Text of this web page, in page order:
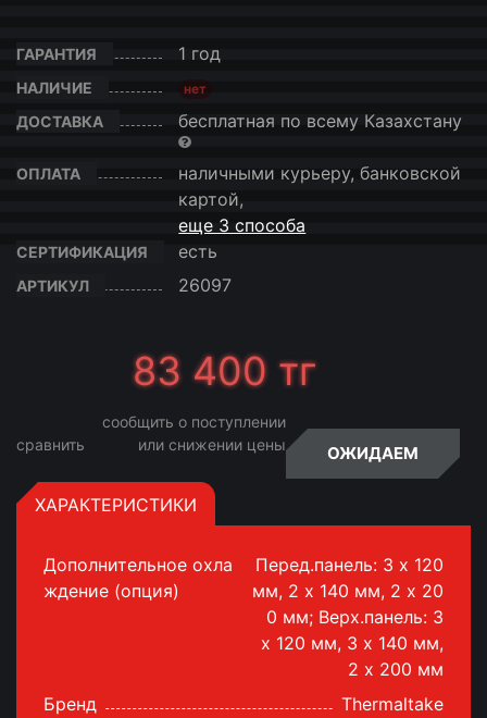
ГАРАНТИЯ 1 год
НАЛИЧИЕ нет
ДОСТАВКА бесплатная по всему Казахстану
ОПЛАТА
наличными курьеру, банковской
картой,
еще 3 способа
СЕРТИФИКАЦИЯ есть
АРТИКУЛ 26097
83 400тг
ОЖИДАЕМ
сравнить
сообщить о поступлении
или снижении цены
ХАРАКТЕРИСТИКИ
Дополнительное охла
ждение (опция)
Перед.панель: 3 х 120
мм, 2 х 140 мм, 2 x 20
0 мм; Верх.панель: 3
х 120 мм, 3 х 140 мм,
2 x 200 мм
Бренд
Thermaltake